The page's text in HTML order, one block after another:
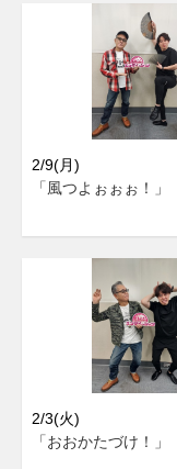
2/9(月)
「風つよぉぉぉ！」
2/3(火)
「おおかたづけ！」